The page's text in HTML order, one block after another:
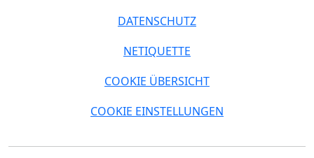
DATENSCHUTZ
NETIQUETTE
COOKIE ÜBERSICHT
COOKIE EINSTELLUNGEN